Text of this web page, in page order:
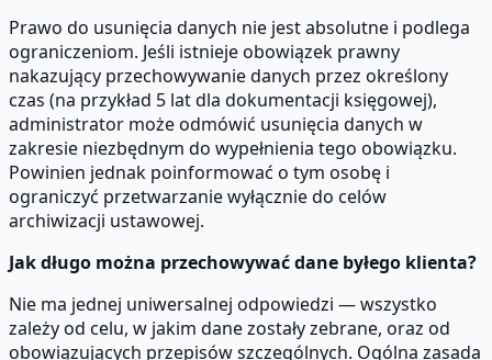
Prawo do usunięcia danych nie jest absolutne i podlega
ograniczeniom. Jeśli istnieje obowiązek prawny
nakazujący przechowywanie danych przez określony
czas (na przykład 5 lat dla dokumentacji księgowej),
administrator może odmówić usunięcia danych w
zakresie niezbędnym do wypełnienia tego obowiązku.
Powinien jednak poinformować o tym osobę i
ograniczyć przetwarzanie wyłącznie do celów
archiwizacji ustawowej.
Jak długo można przechowywać dane byłego klienta?
Nie ma jednej uniwersalnej odpowiedzi — wszystko
zależy od celu, w jakim dane zostały zebrane, oraz od
obowiązujących przepisów szczególnych. Ogólna zasada